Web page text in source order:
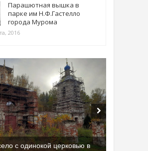
Парашютная вышка в
парке им Н.Ф.Гастелло
города Мурома
2016
с одинокой церковью в